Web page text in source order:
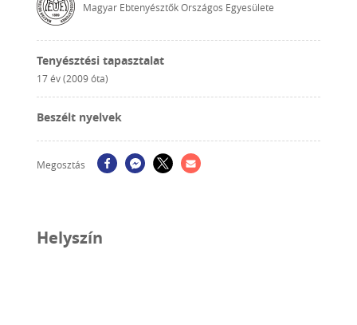
Magyar Ebtenyésztők Országos Egyesülete
Tenyésztési tapasztalat
17 év (2009 óta)
Beszélt nyelvek
Megosztás
Helyszín